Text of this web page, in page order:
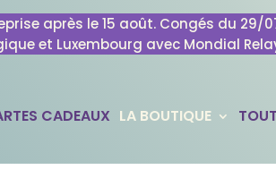
après le 15 août. Congés du 29/
et Luxembourg avec Mondial
CADEAUX LA BOUTIQUE